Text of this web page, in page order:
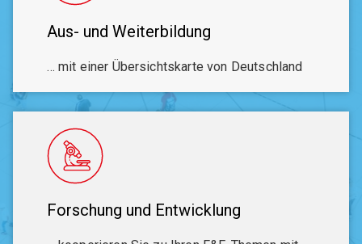
Aus- und Weiterbildung
… mit einer Übersichtskarte von Deutschland
Forschung und Entwicklung